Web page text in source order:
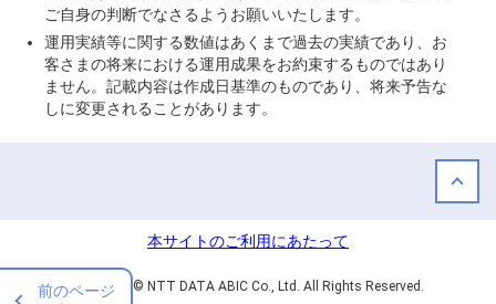
ご自身の判断でなさるようお願いいたします。
運用実績等に関する数値はあくまで過去の実績であり、お
客さまの将来における運用成果をお約束するものではあり
ません。記載内容は作成日基準のものであり、将来予告な
しに変更されることがあります。
前のページ
本サイトのご利用にあたって
Copyright © NTT DATA ABIC Co., Ltd. All Rights Reserved.